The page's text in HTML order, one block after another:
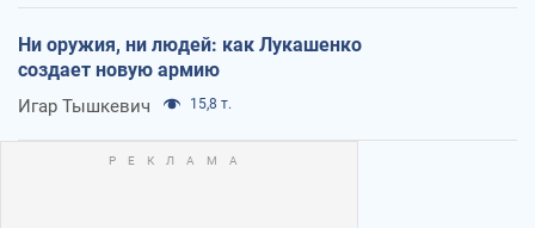
Ни оружия, ни людей: как Лукашенко
создает новую армию
Игар Тышкевич 15,8 т.